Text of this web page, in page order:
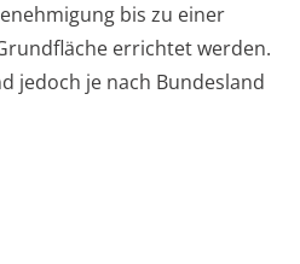
bis zu einer
errichtet werden.
jedoch je nach Bundesland